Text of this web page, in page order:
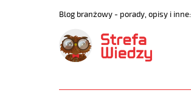
Blog branżowy - porady, opisy i inne: